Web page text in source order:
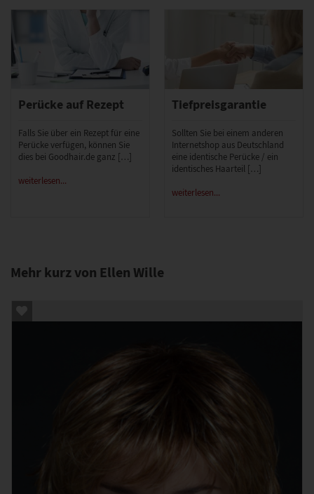
Perücke auf Rezept
Falls Sie über ein Rezept für eine
Perücke verfügen, können Sie
dies bei Goodhair.de ganz […]
weiterlesen...
Tiefpreisgarantie
Sollten Sie bei einem anderen
Internetshop aus Deutschland
eine identische Perücke / ein
identisches Haarteil […]
weiterlesen...
Mehr kurz von Ellen Wille